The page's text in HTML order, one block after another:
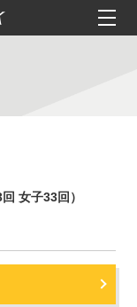
女子33回）